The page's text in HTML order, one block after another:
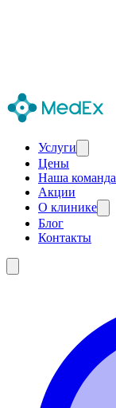
Услуги
Цены
Наша команда
Акции
О клинике
Блог
Контакты